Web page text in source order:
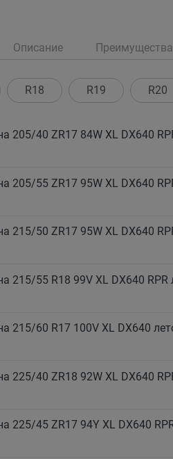
Описание Преимущества
R18 R19 R20
205/40 ZR17 84W XL DX640
205/55 ZR17 95W XL DX640
215/50 ZR17 95W XL DX640
215/55 R18 99V XL DX640 RPR
215/60 R17 100V XL DX640
225/40 ZR18 92W XL DX640
225/45 ZR17 94Y XL DX640